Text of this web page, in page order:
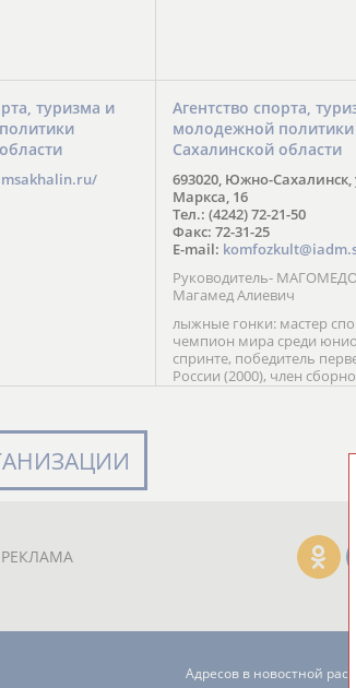
туризма и
Агентство спорта,
молодежной политики
Сахалинской области
693020, Южно-Сахалинск,
Маркса, 16
Тел.: (4242) 72-21-50
Факс: 72-31-25
E-mail:
Руководитель-
Магамед Алиевич
лыжные гонки: мастер
чемпион мира среди
спринте, победитель
России (2000), член
команды России С.
Кубка России (1999) В.
первенств России (1999,
юниорской сборной
РЕКЛАМА
Адресов в новостной